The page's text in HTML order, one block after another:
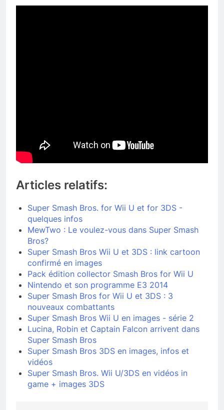
Articles relatifs:
Super Smash Bros. for Wii U et for 3DS -
quelques infos
MewTwo : Le voulez-vous dans Super Smash
Bros?
Super Smash Bros Wii U et 3DS : link cartoon
confirmé en images
Pack édition collector Smash Bros for Wii U
Nintendo et son programme E3 2014
Super Smash Bros for Wii U et 3DS : 3
nouveaux combattants
Super Smash Bros Wii U en images - série 2
Lucina, Robin et Captain Falcon arrivent dans
Super Smash Bros
Super Smash Bros 3DS en images, infos et
vidéos
Super Smash Bros. Wii U/3DS en vidéos in
game + images 3DS